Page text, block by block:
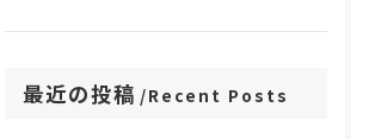
最近の投稿 Recent Posts